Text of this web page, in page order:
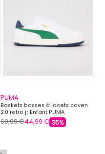
PUMA
Baskets basses à lacets caven
2.0 retro jr Enfant PUMA
69,99 €44,99 € 35%